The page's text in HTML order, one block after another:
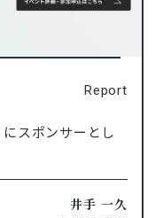
Report
にスポンサーとし
井手 一久